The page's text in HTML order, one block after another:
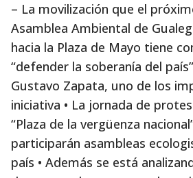
– La movilización que el
Asamblea Ambiental de
hacia la Plaza de Mayo tiene
“defender la soberanía del
Gustavo Zapata, uno de los
iniciativa • La jornada de
“Plaza de la vergüenza
participarán asambleas
país • Además se está